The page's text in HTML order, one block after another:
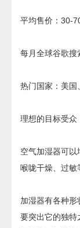
平均售价：30-
每月全球谷歌搜
热门国家：美国
理想的目标受众
空气加湿器可以
喉咙干燥、过敏
加湿器有各种
要突出它的独特